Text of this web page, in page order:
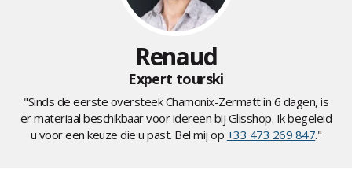
Renaud
Expert tourski
"Sinds de eerste oversteek Chamonix-Zermatt in 6 dagen, is
er materiaal beschikbaar voor idereen bij Glisshop. Ik begeleid
u voor een keuze die u past. Bel mij op +33 473 269 847."